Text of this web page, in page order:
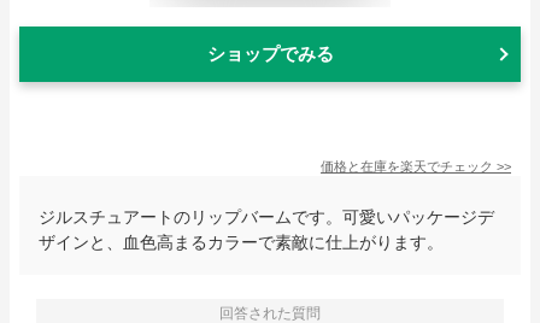
ショップでみる
価格と在庫を楽天でチェック >>
ジルスチュアートのリップバームです。可愛いパッケージデ
ザインと、血色高まるカラーで素敵に仕上がります。
回答された質問